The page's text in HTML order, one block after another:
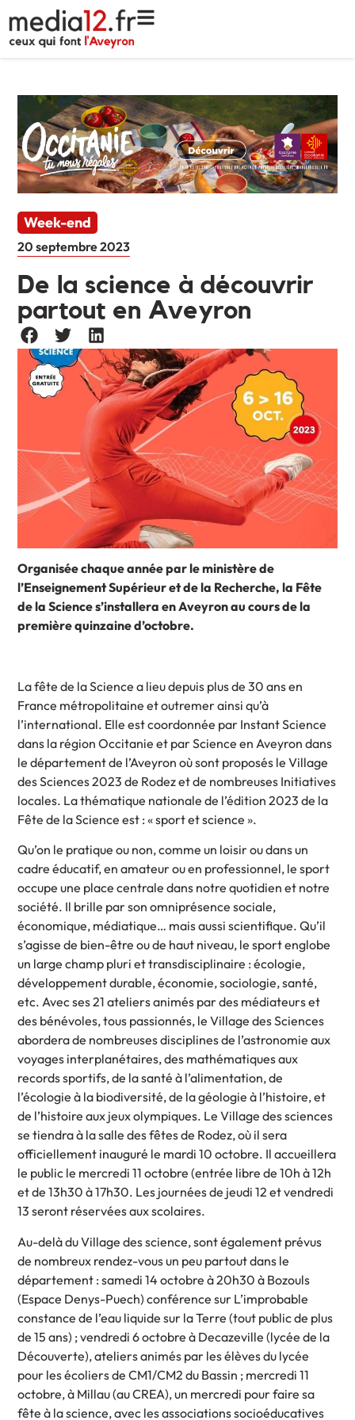
Week-end
20 septembre 2023
De la science à découvrir
partout en Aveyron
Organisée chaque année par le ministère de
l’Enseignement Supérieur et de la Recherche, la Fête
de la Science s’installera en Aveyron au cours de la
première quinzaine d’octobre.
La fête de la Science a lieu depuis plus de 30 ans en
France métropolitaine et outremer ainsi qu’à
l’international. Elle est coordonnée par Instant Science
dans la région Occitanie et par Science en Aveyron dans
le département de l’Aveyron où sont proposés le Village
des Sciences 2023 de Rodez et de nombreuses Initiatives
locales. La thématique nationale de l’édition 2023 de la
Fête de la Science est : « sport et science ».
Qu’on le pratique ou non, comme un loisir ou dans un
cadre éducatif, en amateur ou en professionnel, le sport
occupe une place centrale dans notre quotidien et notre
société. Il brille par son omniprésence sociale,
économique, médiatique… mais aussi scientifique. Qu’il
s’agisse de bien-être ou de haut niveau, le sport englobe
un large champ pluri et transdisciplinaire : écologie,
développement durable, économie, sociologie, santé,
etc. Avec ses 21 ateliers animés par des médiateurs et
des bénévoles, tous passionnés, le Village des Sciences
abordera de nombreuses disciplines de l’astronomie aux
voyages interplanétaires, des mathématiques aux
records sportifs, de la santé à l’alimentation, de
l’écologie à la biodiversité, de la géologie à l’histoire, et
de l’histoire aux jeux olympiques. Le Village des sciences
se tiendra à la salle des fêtes de Rodez, où il sera
officiellement inauguré le mardi 10 octobre. Il accueillera
le public le mercredi 11 octobre (entrée libre de 10h à 12h
et de 13h30 à 17h30. Les journées de jeudi 12 et vendredi
13 seront réservées aux scolaires.
Au-delà du Village des science, sont également prévus
de nombreux rendez-vous un peu partout dans le
département : samedi 14 octobre à 20h30 à Bozouls
(Espace Denys-Puech) conférence sur L’improbable
constance de l’eau liquide sur la Terre (tout public de plus
de 15 ans) ; vendredi 6 octobre à Decazeville (lycée de la
Découverte), ateliers animés par les élèves du lycée
pour les écoliers de CM1/CM2 du Bassin ; mercredi 11
octobre, à Millau (au CREA), un mercredi pour faire sa
fête à la science, avec les associations socioéducatives